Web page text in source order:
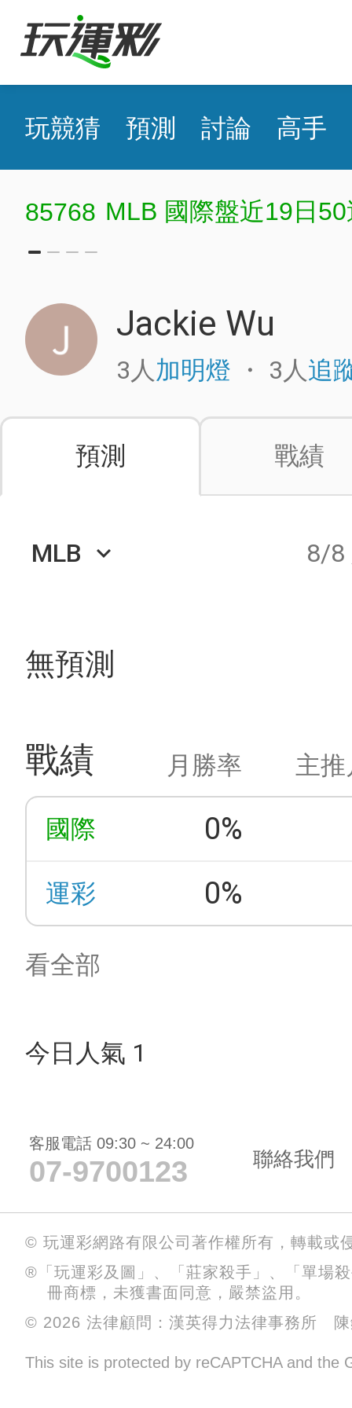
玩競猜 預測 討論 高手
85768 MLB 國際盤近19日
Jackie Wu
3人加明燈 ・ 3人追
預測 戰績
MLB keyboard_arrow_down 8/8
無預測
戰績 月勝率 主
國際 0%
運彩 0%
看全部
今日人氣 1
客服電話 09:30 ~ 24:00
07-9700123 聯絡我們
© 玩運彩網路有限公司著作權所有，轉載或
®「玩運彩及圖」、「莊家殺手」、「單場
冊商標，未獲書面同意，嚴禁盜用。
© 2026 法律顧問：漢英得力法律事務所 陳
This site is protected by reCAPTCHA and the